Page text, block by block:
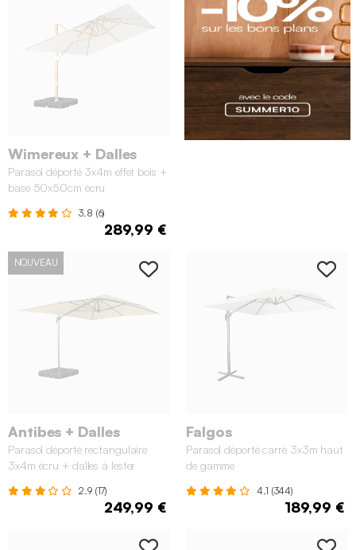
Wimereux + Dalles
Parasol déporté 3x4m effet bois +
base 50x50cm écru
3.8 (6)
289,99 €
NOUVEAU
Antibes + Dalles
Parasol déporté rectangulaire
3x4m écru + dalles à lester
2.9 (17)
249,99 €
Falgos
Parasol déporté carré 3x3m haut
de gamme
4.1 (344)
189,99 €